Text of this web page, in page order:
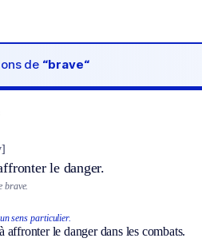
de “brave“
le danger.
brave.
sens particulier.
affronter le danger dans les combats.